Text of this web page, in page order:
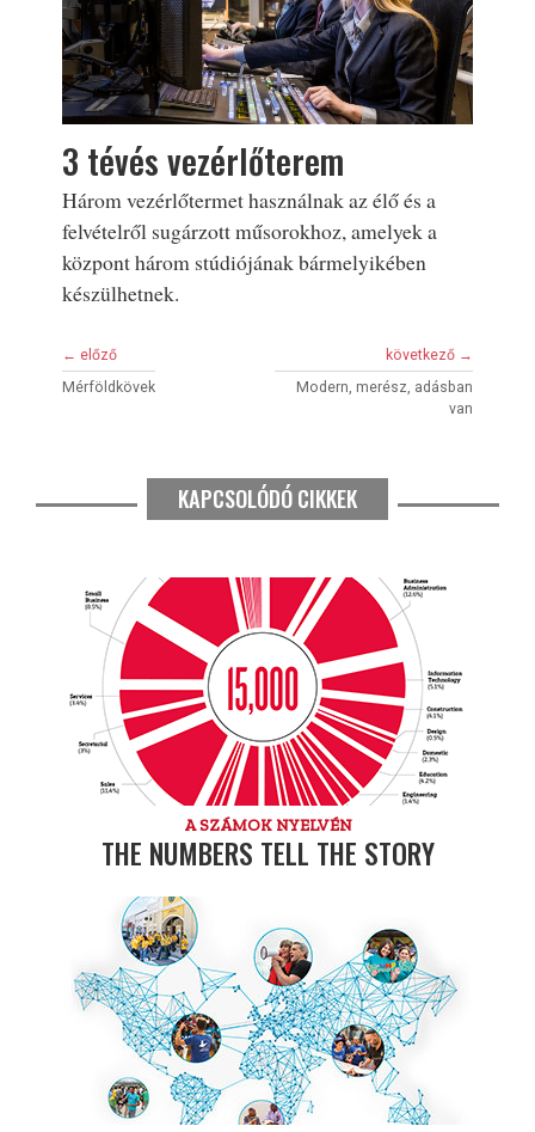
3 tévés vezérlőterem
Három vezérlőtermet használnak az élő és a
felvételről sugárzott műsorokhoz, amelyek a
központ három stúdiójának bármelyikében
készülhetnek.
← előző
Mérföldkövek
következő →
Modern, merész, adásban
van
KAPCSOLÓDÓ CIKKEK
A SZÁMOK NYELVÉN
THE NUMBERS TELL THE STORY